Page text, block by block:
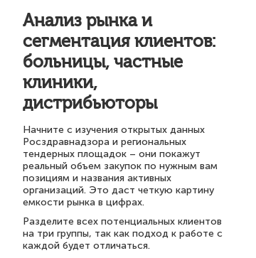
Анализ рынка и
сегментация клиентов:
больницы, частные
клиники,
дистрибьюторы
Начните с изучения открытых данных
Росздравнадзора и региональных
тендерных площадок – они покажут
реальный объем закупок по нужным вам
позициям и названия активных
организаций. Это даст четкую картину
емкости рынка в цифрах.
Разделите всех потенциальных клиентов
на три группы, так как подход к работе с
каждой будет отличаться.